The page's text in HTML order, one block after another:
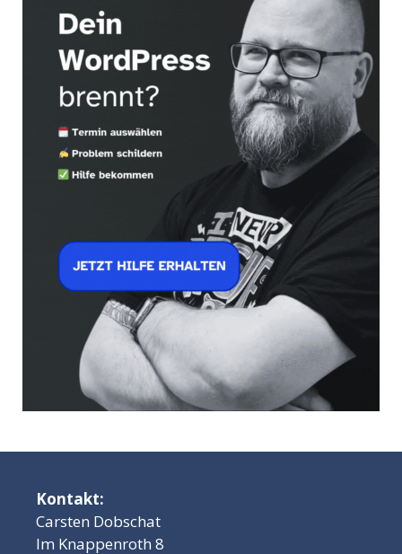
Kontakt:
Carsten Dobschat
Im Knappenroth 8